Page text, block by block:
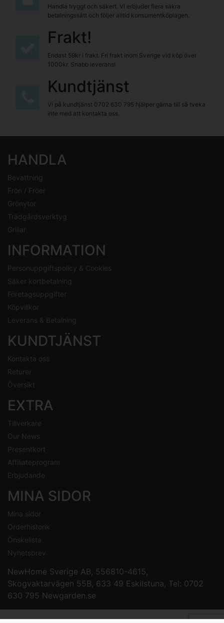
Handla tryggt och säkert. Vi erbjuder flera säkra
betalningssätt och följer alltid konsumentköplagen.
Frakt!
Endast 59kr i frakt. Fri frakt inom Sverige vid köp över
1000kr. Snabb leverans!
Kundtjänst
Vi på kundtjänst 0702 630 795 hjälper gärna till så tveka
inte med att kontakta oss.
HANDLA
Bevattning
Frön / Fröer
Grönytor
Trädgårdsverktyg
Grillar
INFORMATION
Personuppgiftspolicy & Cookies
Säker kortbetalning
Företagsuppgifter
Köpvillkor
Leverans & Betalning
KUNDTJÄNST
Kontakta oss
Returer
Översikt
EXTRA
Tillverkare
Our News
Presentkort
Affiliateprogram
Erbjudande
MINA SIDOR
Mina sidor
Orderhistorik
Önskelista
Nyhetsbrev
NewHome Sverige AB, 556810-4615,
Skogvaktarvägen 55B, 633 49 Eskilstuna, Tel: 0702
630 795 Newgarden.se